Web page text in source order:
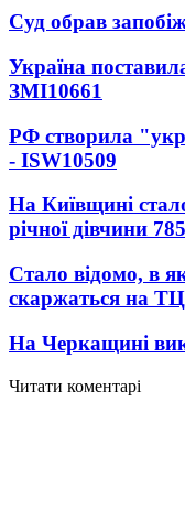
Суд обрав
Україна
ЗМІ10661
РФ створила
- ISW10509
На Київщині
річної дівчини
Стало відомо, в
скаржаться на
На Черкащині
Читати коментарі